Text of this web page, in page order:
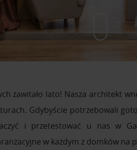
zawitało lato! Nasza architekt
Gdybyście potrzebowali
i przetestować u nas w
w każdym z domków na